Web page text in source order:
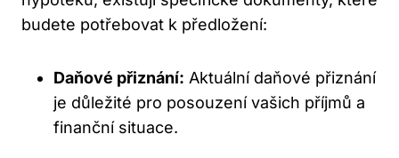
budete potřebovat k předložení:
Daňové přiznání: Aktuální daňové přiznání
je důležité pro posouzení vašich příjmů a
finanční situace.